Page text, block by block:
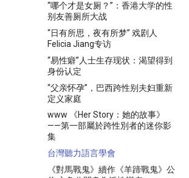
“哪个才是女厕？”：香港大学的性
别友善厕所大战
“日有所思，夜有所梦” 戏剧人
Felicia Jiang专访
“易性癖”人士生存现状：渴望得到
身份认定
“父亲怀孕”，巴西跨性别夫妇重新
定义家庭
www 《Her Story：她的故事》
——第一部屬於跨性別者的迷你影
集
台灣聽力語言學會
《對馬戰鬼》續作《羊蹄戰鬼》公